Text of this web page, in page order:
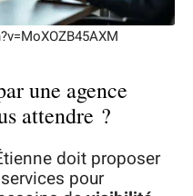
une agence
attendre ?
doit proposer
pour